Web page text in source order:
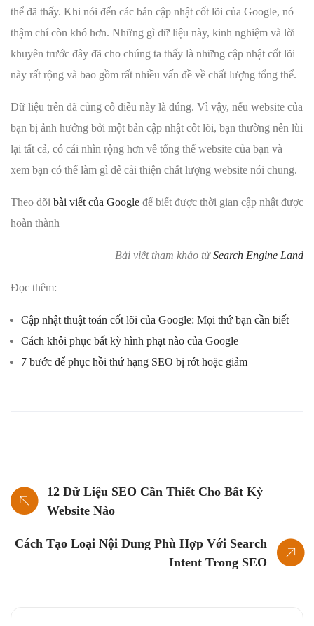
thể đã thấy. Khi nói đến các bản cập nhật cốt lõi của Google, nó
thậm chí còn khó hơn. Những gì dữ liệu này, kinh nghiệm và lời
khuyên trước đây đã cho chúng ta thấy là những cập nhật cốt lõi
này rất rộng và bao gồm rất nhiều vấn đề về chất lượng tổng thể.
Dữ liệu trên đã củng cố điều này là đúng. Vì vậy, nếu website của
bạn bị ảnh hưởng bởi một bản cập nhật cốt lõi, bạn thường nên lùi
lại tất cả, có cái nhìn rộng hơn về tổng thể website của bạn và
xem bạn có thể làm gì để cải thiện chất lượng website nói chung.
Theo dõi bài viết của Google để biết được thời gian cập nhật được
hoàn thành
Bài viết tham khảo từSearch Engine Land
Đọc thêm:
Cập nhật thuật toán cốt lõi của Google: Mọi thứ bạn cần biết
Cách khôi phục bất kỳ hình phạt nào của Google
7 bước để phục hồi thứ hạng SEO bị rớt hoặc giảm
12 Dữ Liệu SEO Cần Thiết Cho Bất Kỳ
Website Nào
Cách Tạo Loại Nội Dung Phù Hợp Với Search
Intent Trong SEO